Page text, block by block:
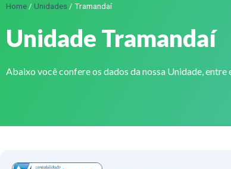
Home / Unidades / Tramandaí
Unidade Tramandaí
Abaixo você confere os dados da nossa Unidade,